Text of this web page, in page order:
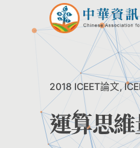
2018 ICEET論文
運算思